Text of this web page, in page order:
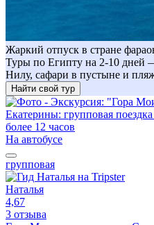
Жаркий отпуск в стране
Туры по Египту на 2-10 дней
Нилу, сафари в пустыне и
Найти свой тур
более 12 часов
На автобусе
групповая
Наталья
4,67
3 отзыва